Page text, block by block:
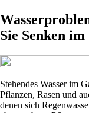
Sie Senken
Stehendes Wasser im
Pflanzen, Rasen und
denen sich